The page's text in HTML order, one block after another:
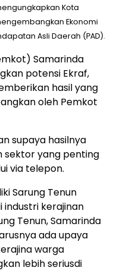
Kota
Ekonomi
Asli Daerah (PAD).
Samarinda
potensi Ekraf,
hasil yang
oleh Pemkot
supaya hasilnya
sektor yang penting
via telepon.
Sarung Tenun
industri kerajinan
Tenun, Samarinda
ada upaya
warga
lebih seriusdi